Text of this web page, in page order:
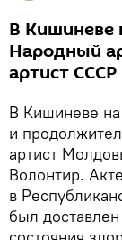
В Кишиневе
Народный
артист
В Кишиневе
и
артист
Волонтир.
в
был